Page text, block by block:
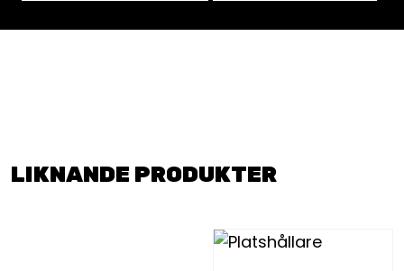
LIKNANDE PRODUKTER